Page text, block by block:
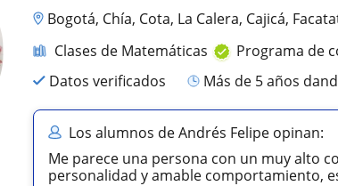
Bogotá, Chía, Cota, La Calera, Cajicá,
Clases de Matemáticas
Programa de
Datos verificados
más de 5 años
Los alumnos de Andrés Felipe opinan:
Me parece una persona con un muy alto
personalidad y amable comportamiento,